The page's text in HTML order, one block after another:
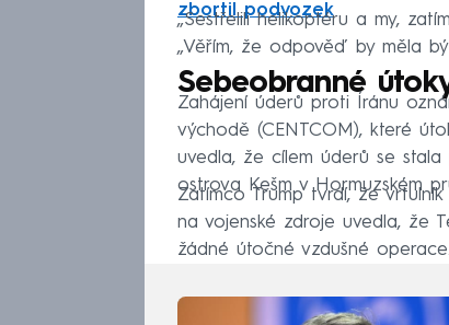
zbortil podvozek
„Sestřelili helikoptéru a my,
„Věřím, že odpověď by měla
Sebeobranné
Zahájení úderů proti Íránu
východě (CENTCOM), které
uvedla, že cílem úderů se
ostrova Kešm v Hormuzském
Zatímco Trump tvrdí, že
na vojenské zdroje uvedla, že
žádné útočné vzdušné